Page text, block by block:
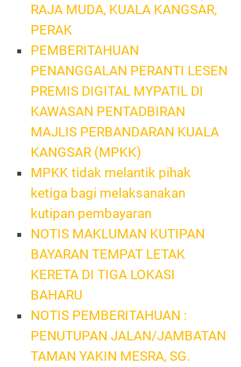
RAJA MUDA, KUALA KANGSAR,
PERAK
PEMBERITAHUAN
PENANGGALAN PERANTI LESEN
PREMIS DIGITAL MYPATIL DI
KAWASAN PENTADBIRAN
MAJLIS PERBANDARAN KUALA
KANGSAR (MPKK)
MPKK tidak melantik pihak
ketiga bagi melaksanakan
kutipan pembayaran
NOTIS MAKLUMAN KUTIPAN
BAYARAN TEMPAT LETAK
KERETA DI TIGA LOKASI
BAHARU
NOTIS PEMBERITAHUAN :
PENUTUPAN JALAN/JAMBATAN
TAMAN YAKIN MESRA, SG.